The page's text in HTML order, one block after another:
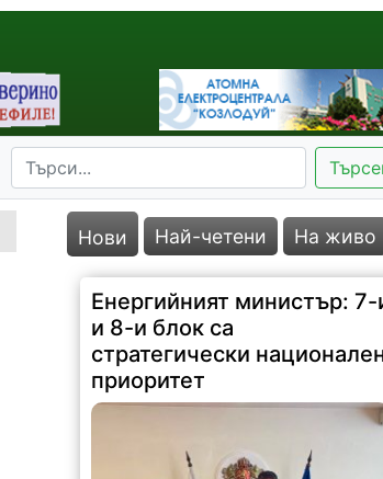
Нови Най-четени На живо
Енергийният министър: 7-
и 8-и блок са
стратегически
приоритет